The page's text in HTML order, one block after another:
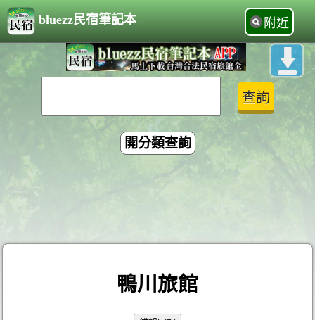
bluezz民宿筆記本 附近
開分類查詢
鴨川旅館